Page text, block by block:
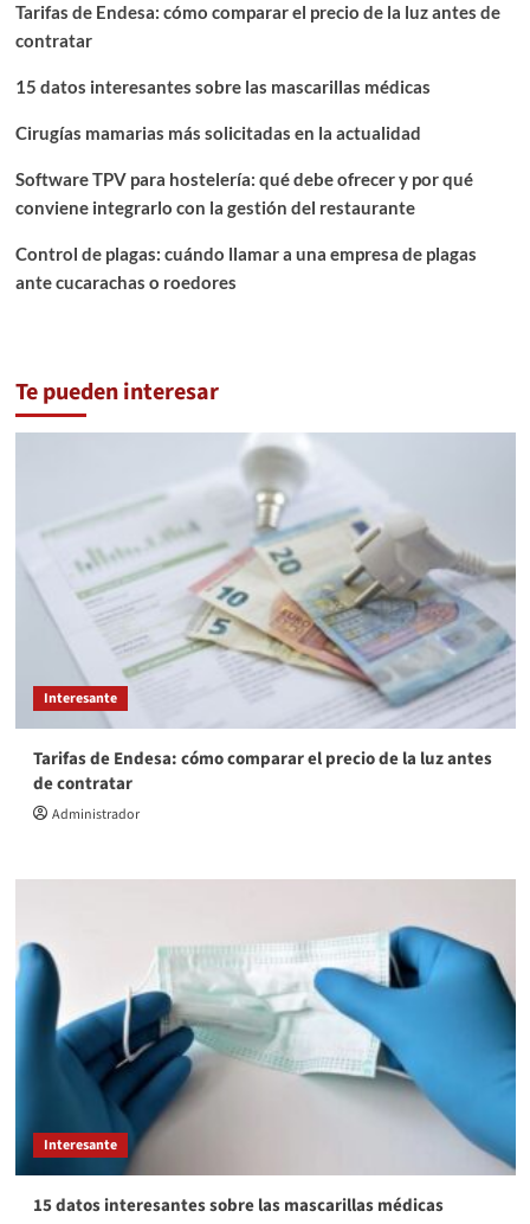
Tarifas de Endesa: cómo comparar el precio de la luz antes de
contratar
15 datos interesantes sobre las mascarillas médicas
Cirugías mamarias más solicitadas en la actualidad
Software TPV para hostelería: qué debe ofrecer y por qué
conviene integrarlo con la gestión del restaurante
Control de plagas: cuándo llamar a una empresa de plagas
ante cucarachas o roedores
Te pueden interesar
Interesante
Tarifas de Endesa: cómo comparar el precio de la luz antes
de contratar
Administrador
Interesante
15 datos interesantes sobre las mascarillas médicas